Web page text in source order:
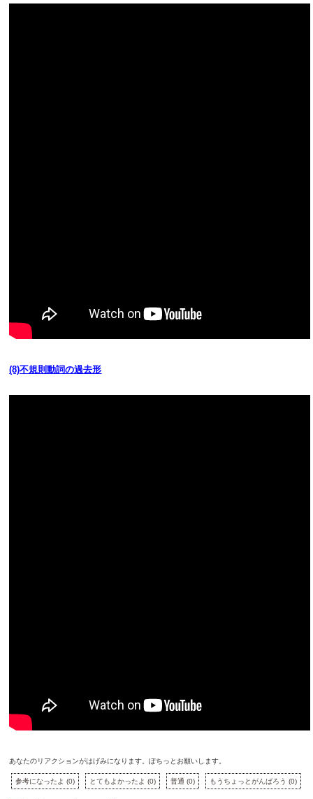
(8)不規則動詞の過去形
あなたのリアクションがはげみになります。ぽちっとお願いします。
参考になったよ(0) とてもよかったよ(0) 普通(0) もうちょっとがんばろう(0)